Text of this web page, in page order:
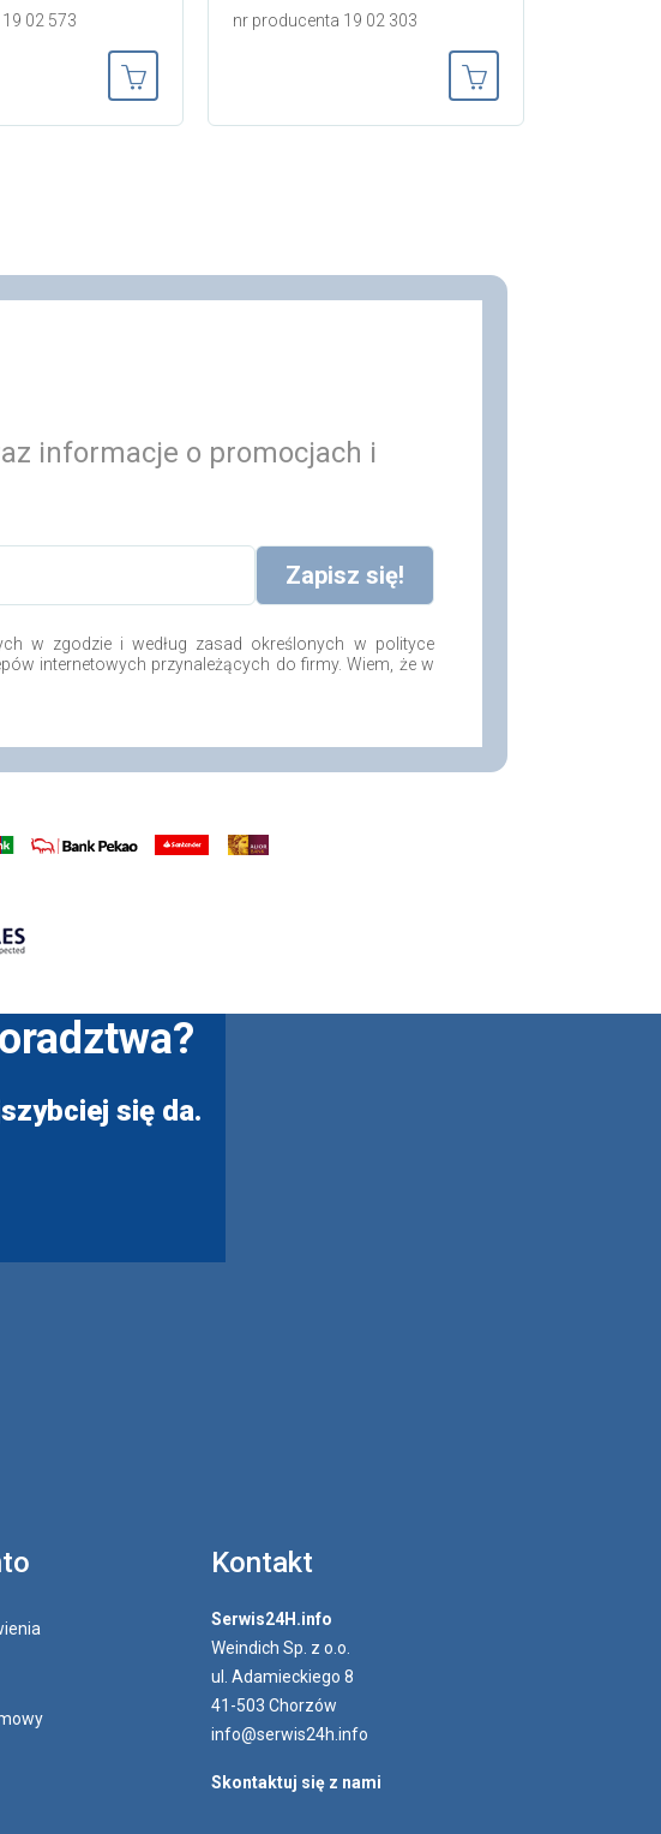
02 573 nr producenta 19 02 303
informacje o promocjach i
w zgodzie i według zasad określonych w polityce
internetowych przynależących do firmy. Wiem, że w
się da.
Kontakt
Serwis24H.info
Weindich Sp. z o.o.
ul. Adamieckiego 8
41-503 Chorzów
info@serwis24h.info
Skontaktuj się z nami